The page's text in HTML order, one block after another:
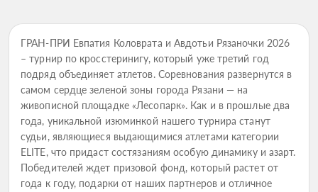
ГРАН-ПРИ Евпатия Коловрата и Авдотьи Рязаночки 2026
– турнир по кросстеринигу, который уже третий год
подряд объединяет атлетов. Соревнования развернутся в
самом сердце зеленой зоны города Рязани — на
живописной площадке «Лесопарк». Как и в прошлые два
года, уникальной изюминкой нашего турнира станут
судьи, являющиеся выдающимися атлетами категории
ELITE, что придаст состязаниям особую динамику и азарт.
Победителей ждет призовой фонд, который растет от
года к году, подарки от наших партнеров и отличное